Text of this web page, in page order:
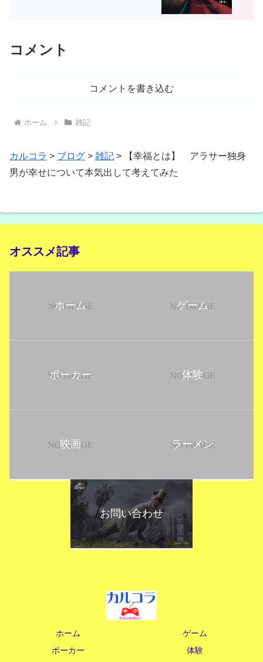
コメント
コメントを書き込む
ホーム 雑記
カルコラ > ブログ > 雑記 >
【幸福とは】 アラサー独身
男が幸せについて本気出して考えてみた
オススメ記事
ホーム ゲーム
ポーカー 体験
映画 ラーメン
お問い合わせ
ホーム
ゲーム
ポーカー
体験